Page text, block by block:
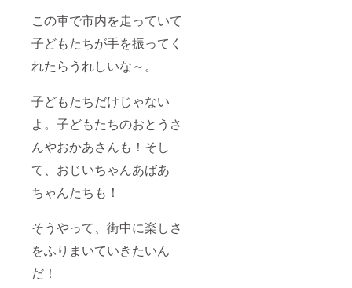
この車で市内を走っていて
子どもたちが手を振ってく
れたらうれしいな～。
子どもたちだけじゃない
よ。子どもたちのおとうさ
んやおかあさんも！そし
て、おじいちゃんあばあ
ちゃんたちも！
そうやって、街中に楽しさ
をふりまいていきたいん
だ！